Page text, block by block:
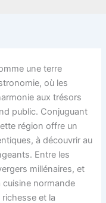
une terre
où les
aux trésors
public. Conjuguant
région offre un
à découvrir au
Entre les
millénaires, et
cuisine normande
et la